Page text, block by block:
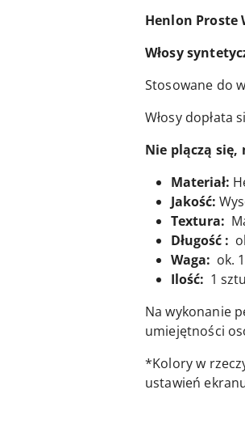
Henlon Proste
Włosy
Stosowane do
Włosy dopłata
Nie plączą
Materiał:
Jakość:
Textura:
Długość :
Waga: ok.
Ilość: 1
Na wykonanie
umiejętności
*Kolory w
ustawień